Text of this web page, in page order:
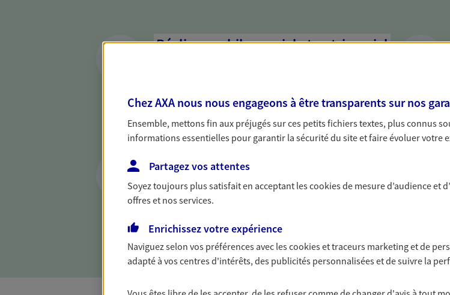
Réaliser un bilan social et patrimonial
d'établir un bon diagnostic, nous vous accompagnons pour
solide pour vous formuler des conseils cohérents avec vos
besoins.
Préparer et transmettre votre
succession
Préparer au mieux la transmission de votre patrimoine à
objectifs et en vous aidant à prendre les bonnes décisions
Chez AXA nous nous engageons à être transparents sur nos
Ensemble, mettons fin aux préjugés sur ces petits fichiers textes, plus connus
informations essentielles pour garantir la sécurité du site et faire évoluer votre
Partagez vos attentes
Soyez toujours plus satisfait en acceptant lescookiesde mesure d’audience et
offres et nos services.
Enrichissez votre expérience
Naviguez selon vos préférences avec lescookies et traceurs marketing et de
adapté à vos centres d'intérêts, des publicités personnalisées et de suivre la